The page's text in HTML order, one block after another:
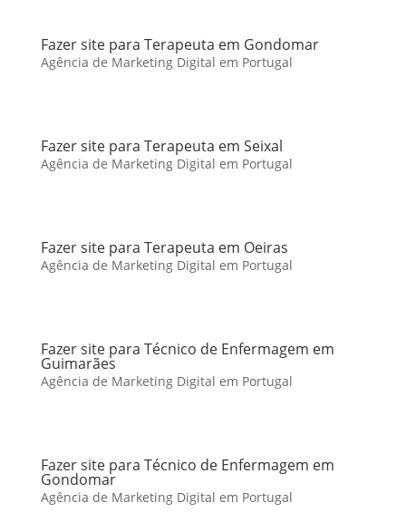
Fazer site para Terapeuta em Gondomar
Agência de Marketing Digital em Portugal
Fazer site para Terapeuta em Seixal
Agência de Marketing Digital em Portugal
Fazer site para Terapeuta em Oeiras
Agência de Marketing Digital em Portugal
Fazer site para Técnico de Enfermagem em
Guimarães
Agência de Marketing Digital em Portugal
Fazer site para Técnico de Enfermagem em
Gondomar
Agência de Marketing Digital em Portugal